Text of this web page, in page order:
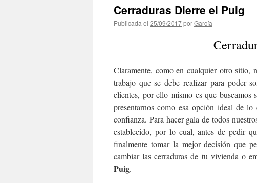
Cerraduras Dierre el Puig
Publicada el 25/09/2017porGarcía
Claramente, como en cualquier otro sitio,
trabajo que se debe realizar para poder
clientes, por ello mismo es que buscamos
presentarnos como esa opción ideal de lo
confianza. Para hacer gala de todos
establecido, por lo cual, antes de pedir
finalmente tomar la mejor decisión que
cambiar las cerraduras de tu vivienda o
Puig.